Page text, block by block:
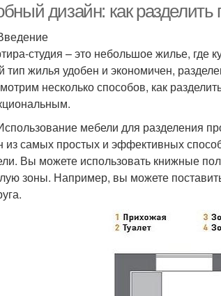
дизайн: как разделить
студия – это небольшое жилье, где
тип жилья удобен и экономичен,
несколько способов, как
мебели для разделения
из самых простых и эффективных
Вы можете использовать книжные
зоны. Например, вы можете